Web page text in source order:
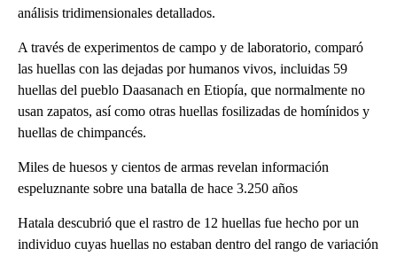
análisis tridimensionales detallados.
A través de experimentos de campo y de laboratorio, comparó
las huellas con las dejadas por humanos vivos, incluidas 59
huellas del pueblo Daasanach en Etiopía, que normalmente no
usan zapatos, así como otras huellas fosilizadas de homínidos y
huellas de chimpancés.
Miles de huesos y cientos de armas revelan información
espeluznante sobre una batalla de hace 3.250 años
Hatala descubrió que el rastro de 12 huellas fue hecho por un
individuo cuyas huellas no estaban dentro del rango de variación